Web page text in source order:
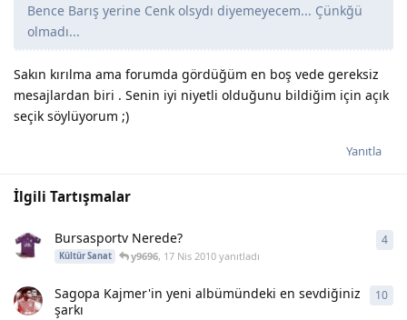
Bence Barış yerine Cenk olsydı diyemeyecem... Çünkğü
olmadı...
Sakın kırılma ama forumda gördüğüm en boş vede gereksiz
mesajlardan biri . Senin iyi niyetli olduğunu bildiğim için açık
seçik söylüyorum ;)
Yanıtla
İlgili Tartışmalar
Bursasportv Nerede?
Kültür Sanat y9696, 17 Nis 2010 yanıtladı
4
Sagopa Kajmer'in yeni albümündeki en sevdiğiniz
şarkı
10